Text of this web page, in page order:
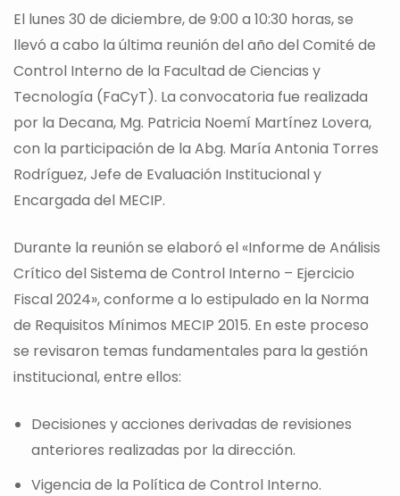
El lunes 30 de diciembre, de 9:00 a 10:30 horas, se
llevó a cabo la última reunión del año del Comité de
Control Interno de la Facultad de Ciencias y
Tecnología (FaCyT). La convocatoria fue realizada
por la Decana, Mg. Patricia Noemí Martínez Lovera,
con la participación de la Abg. María Antonia Torres
Rodríguez, Jefe de Evaluación Institucional y
Encargada del MECIP.
Durante la reunión se elaboró el «Informe de Análisis
Crítico del Sistema de Control Interno – Ejercicio
Fiscal 2024», conforme a lo estipulado en la Norma
de Requisitos Mínimos MECIP 2015. En este proceso
se revisaron temas fundamentales para la gestión
institucional, entre ellos:
Decisiones y acciones derivadas de revisiones
anteriores realizadas por la dirección.
Vigencia de la Política de Control Interno.